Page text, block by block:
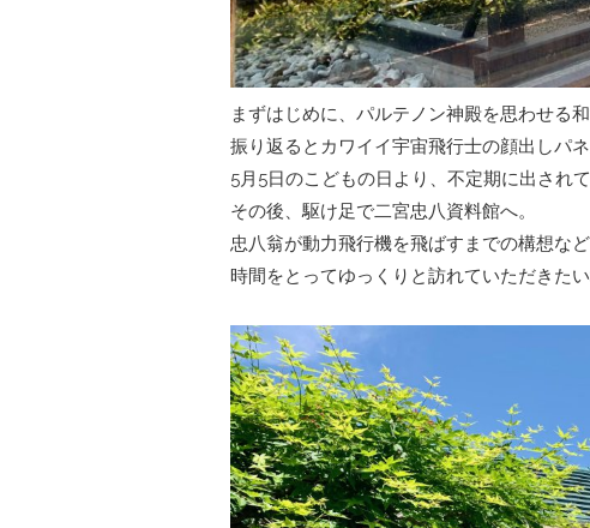
まずはじめに、パルテノン神殿を思わせる
振り返るとカワイイ宇宙飛行士の顔出しパネ
5月5日のこどもの日より、不定期に出され
その後、駆け足で二宮忠八資料館へ。
忠八翁が動力飛行機を飛ばすまでの構想な
時間をとってゆっくりと訪れていただきたい